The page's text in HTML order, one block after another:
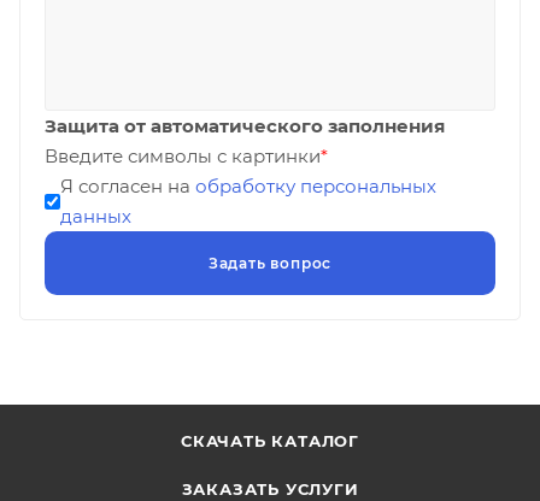
Защита от автоматического заполнения
Введите символы с картинки*
Я согласен на обработку персональных
данных
СКАЧАТЬ КАТАЛОГ
ЗАКАЗАТЬ УСЛУГИ